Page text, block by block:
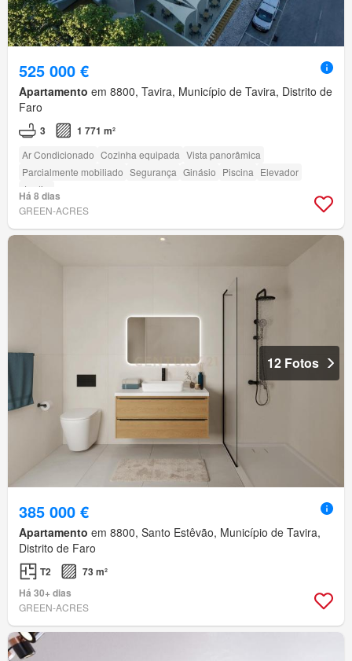
525 000 €
Apartamento em 8800, Tavira, Município de Tavira, Distrito de
Faro
3 1 771 m²
Ar Condicionado Cozinha equipada Vista panorâmica
Parcialmente mobiliado Segurança Ginásio Piscina Elevador
Jardim
Há 8 dias
GREEN-ACRES
12 Fotos
385 000 €
Apartamento em 8800, Santo Estêvão, Município de Tavira,
Distrito de Faro
T2
73 m²
Há 30+ dias
GREEN-ACRES